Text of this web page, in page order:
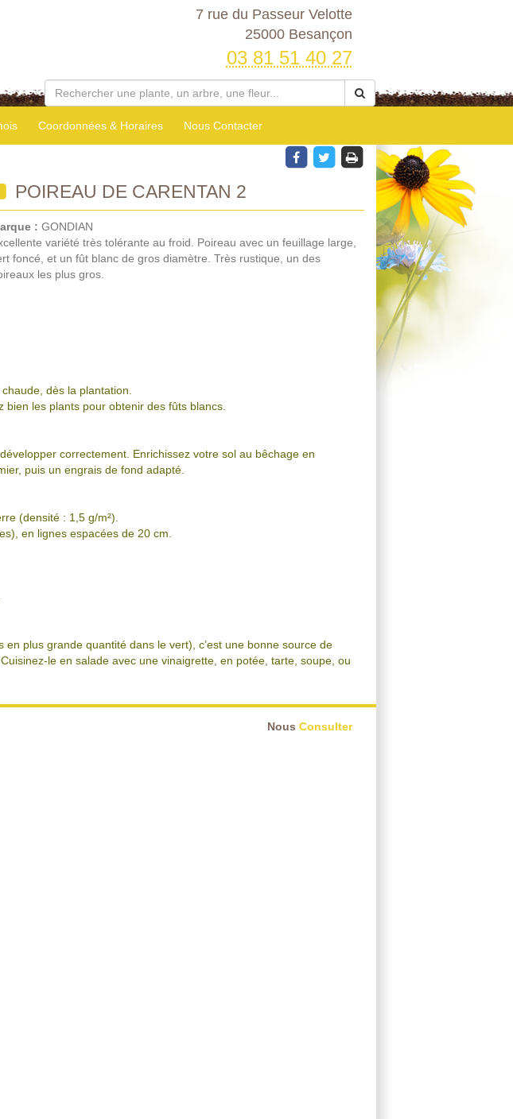
7 rue du Passeur Velotte
25000 Besançon
03 81 51 40 27
Coordonnées & Horaires Nous Contacter
POIREAU DE CARENTAN 2
: GONDIAN
variété très tolérante au froid. Poireau avec un feuillage large,
foncé, et un fût blanc de gros diamètre. Très rustique, un des
les plus gros.
dès la plantation.
les plants pour obtenir des fûts blancs.
correctement. Enrichissez votre sol au bêchage en
puis un engrais de fond adapté.
(densité : 1,5 g/m²).
en lignes espacées de 20 cm.
plus grande quantité dans le vert), c’est une bonne source de
le en salade avec une vinaigrette, en potée, tarte, soupe, ou
Nous Consulter